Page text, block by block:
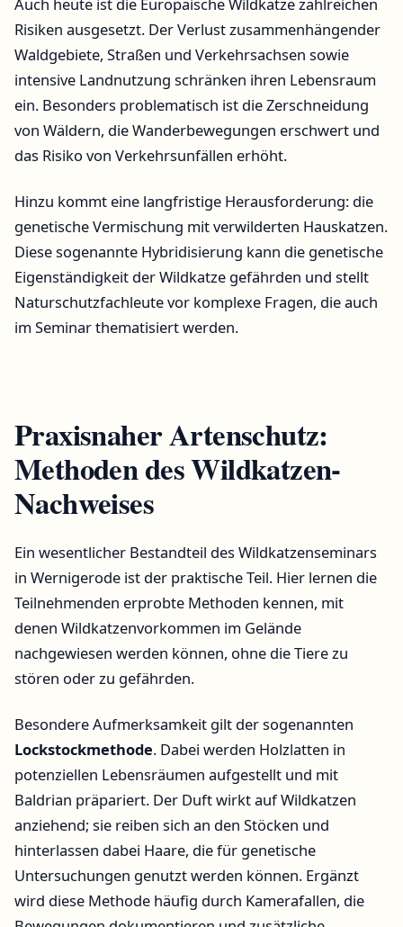
Auch heute ist die Europäische Wildkatze zahlreichen
Risiken ausgesetzt. Der Verlust zusammenhängender
Waldgebiete, Straßen und Verkehrsachsen sowie
intensive Landnutzung schränken ihren Lebensraum
ein. Besonders problematisch ist die Zerschneidung
von Wäldern, die Wanderbewegungen erschwert und
das Risiko von Verkehrsunfällen erhöht.
Hinzu kommt eine langfristige Herausforderung: die
genetische Vermischung mit verwilderten Hauskatzen.
Diese sogenannte Hybridisierung kann die genetische
Eigenständigkeit der Wildkatze gefährden und stellt
Naturschutzfachleute vor komplexe Fragen, die auch
im Seminar thematisiert werden.
Praxisnaher Artenschutz:
Methoden des Wildkatzen-
Nachweises
Ein wesentlicher Bestandteil des Wildkatzenseminars
in Wernigerode ist der praktische Teil. Hier lernen die
Teilnehmenden erprobte Methoden kennen, mit
denen Wildkatzenvorkommen im Gelände
nachgewiesen werden können, ohne die Tiere zu
stören oder zu gefährden.
Besondere Aufmerksamkeit gilt der sogenannten
Lockstockmethode. Dabei werden Holzlatten in
potenziellen Lebensräumen aufgestellt und mit
Baldrian präpariert. Der Duft wirkt auf Wildkatzen
anziehend; sie reiben sich an den Stöcken und
hinterlassen dabei Haare, die für genetische
Untersuchungen genutzt werden können. Ergänzt
wird diese Methode häufig durch Kamerafallen, die